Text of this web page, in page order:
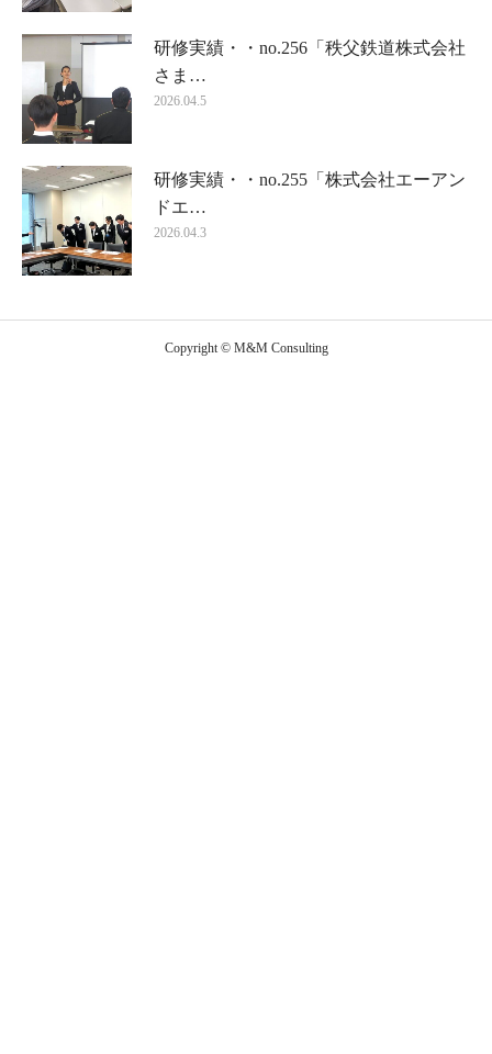
研修実績・・no.256「秩父鉄道株式会社
さま…
2026.04.5
研修実績・・no.255「株式会社エーアン
ドエ…
2026.04.3
Copyright © M&M Consulting